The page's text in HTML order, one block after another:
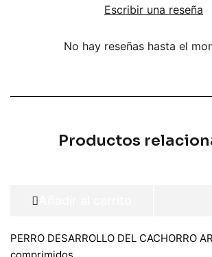
Escribir una reseña
No hay reseñas hasta el
Productos
PERRO DESARROLLO DEL CACHORRO